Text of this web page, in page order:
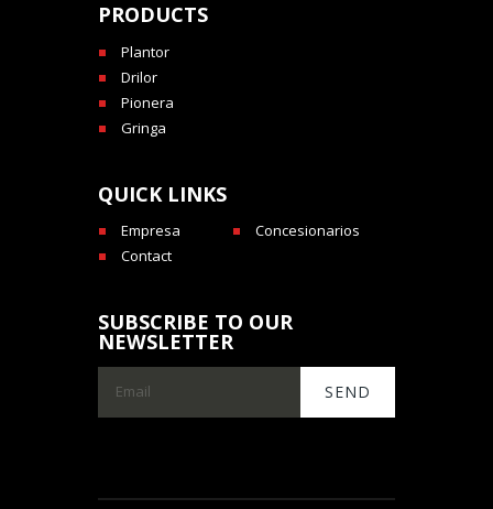
PRODUCTS
Plantor
Drilor
Pionera
Gringa
QUICK LINKS
Empresa
Concesionarios
Contact
SUBSCRIBE TO OUR
NEWSLETTER